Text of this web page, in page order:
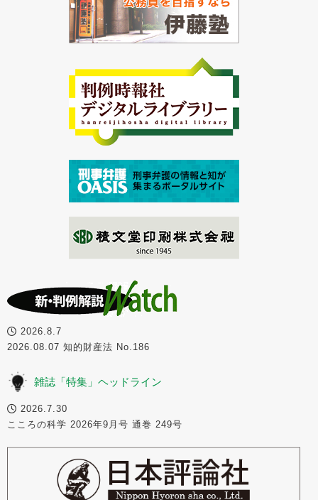
2026.8.7
2026.08.07 知的財産法 No.186
雑誌「特集」ヘッドライン
2026.7.30
こころの科学 2026年9月号 通巻 249号